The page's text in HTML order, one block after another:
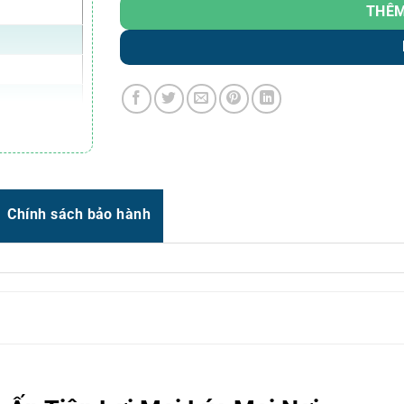
USB-C
(theo
Zalo0987.835.345
Zalo0987.919.040
Thời gian:Từ 8h-17h30 Thứ 2 đến Thứ 7
Chính sách bảo hành